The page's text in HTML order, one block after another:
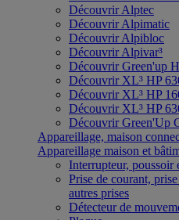
Découvrir Alptec
Découvrir Alpimatic
Découvrir Alpibloc
Découvrir Alpivar³
Découvrir Green'up
Découvrir XL³ HP
Découvrir XL³ HP
Découvrir XL³ HP
Découvrir Green'Up
Appareillage, maison
Appareillage maison et
Interrupteur, poussoir
Prise de courant,
autres prises
Détecteur de